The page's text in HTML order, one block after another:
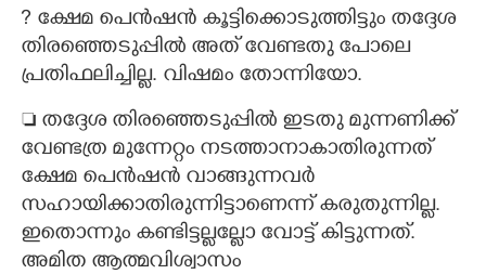
? ക്ഷേമ പെൻഷൻ കൂട്ടിക്കൊടുത്തിട്ടും തദ്ദേശ
തിരഞ്ഞെടുപ്പിൽ അത് വേണ്ടതു പോലെ
പ്രതിഫലിച്ചില്ല. വിഷമം തോന്നിയോ.
 തദ്ദേശ തിരഞ്ഞെടുപ്പിൽ ഇടതു മുന്നണിക്ക്
വേണ്ടത്ര മുന്നേറ്റം നടത്താനാകാതിരുന്നത്
ക്ഷേമ പെൻഷൻ വാങ്ങുന്നവർ
സഹായിക്കാതിരുന്നിട്ടാണെന്ന് കരുതുന്നില്ല.
ഇതൊന്നും കണ്ടിട്ടല്ലല്ലോ വോട്ട് കിട്ടുന്നത്.
അമിത ആത്മവിശ്വാസം